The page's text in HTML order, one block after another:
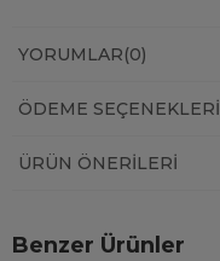
YORUMLAR(0)
ÖDEME SEÇENEKLERI
ÜRÜN ÖNERILERI
Benzer Ürünler